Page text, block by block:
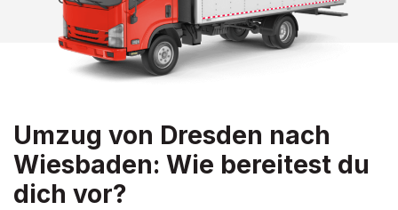
Umzug von Dresden nach
Wiesbaden: Wie bereitest du
dich vor?